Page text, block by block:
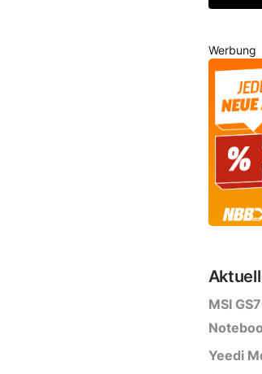
Werbung
MSI
Yeedi